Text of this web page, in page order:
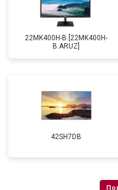
22MK400H-B [22MK400H-
B.ARUZ]
42SH7DB